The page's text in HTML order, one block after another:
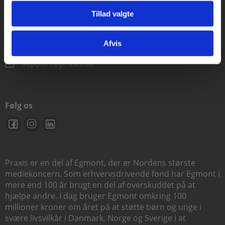
Tillad valgte
Afvis
Kontakt teknisk support
Alle hverdage 8.00-15.00
support@praxis.dk
Følg os
Praxis er en del af Egmont, der er Nordens største
mediekoncern. Som erhvervsdrivende fond har Egmont i
mere end 100 år brugt en del af overskuddet på at
hjælpe andre. I dag bruger Egmont omkring 100
millioner kroner om året på at støtte børn og unge i
svære livsvilkår i Danmark, Norge og Sverige i at
Gå til praxisOnline